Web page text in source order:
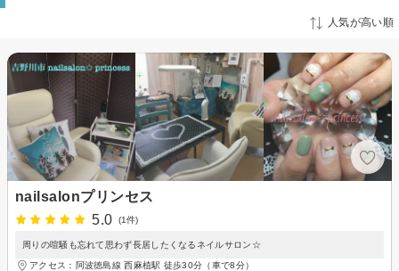
人気が高い順
nailsalonプリンセス
5.0
(1件)
周りの喧騒も忘れて思わず長居したくなるネイルサロン☆
アクセス：阿波徳島線 西麻植駅 徒歩30分（車で8分）